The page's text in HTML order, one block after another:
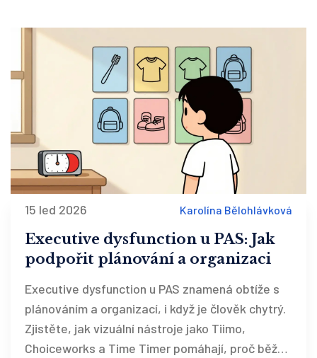
15 led 2026 Karolína Bělohlávková
Executive dysfunction u PAS: Jak
podpořit plánování a organizaci
Executive dysfunction u PAS znamená obtíže s
plánováním a organizací, i když je člověk chytrý.
Zjistěte, jak vizuální nástroje jako Tiimo,
Choiceworks a Time Timer pomáhají, proč běžné